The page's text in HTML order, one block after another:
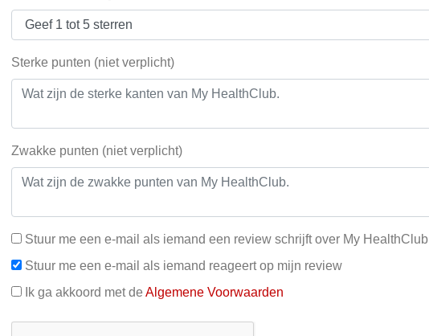
Sterke punten (niet verplicht)
Zwakke punten (niet verplicht)
Stuur me een e-mail als iemand een review schrijft over My HealthClub
Stuur me een e-mail als iemand reageert op mijn review
Ik ga akkoord met de Algemene Voorwaarden